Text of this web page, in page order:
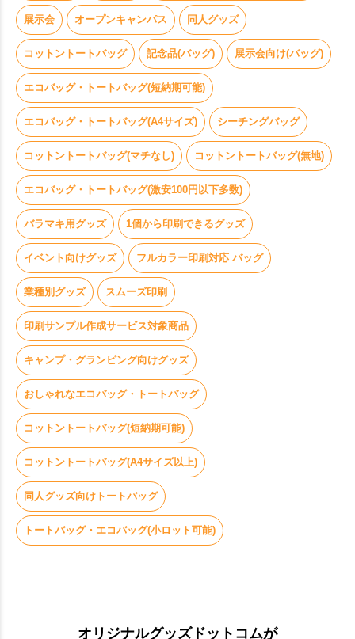
展示会 オープンキャンパス 同人グッズ
コットントートバッグ 記念品(バッグ) 展示会向け(バッグ)
エコバッグ・トートバッグ(短納期可能)
エコバッグ・トートバッグ(A4サイズ) シーチングバッグ
コットントートバッグ(マチなし) コットントートバッグ(無地)
エコバッグ・トートバッグ(激安100円以下多数)
バラマキ用グッズ 1個から印刷できるグッズ
イベント向けグッズ フルカラー印刷対応 バッグ
業種別グッズ スムーズ印刷
印刷サンプル作成サービス対象商品
キャンプ・グランピング向けグッズ
おしゃれなエコバッグ・トートバッグ
コットントートバッグ(短納期可能)
コットントートバッグ(A4サイズ以上)
同人グッズ向けトートバッグ
トートバッグ・エコバッグ(小ロット可能)
オリジナルグッズドットコムが